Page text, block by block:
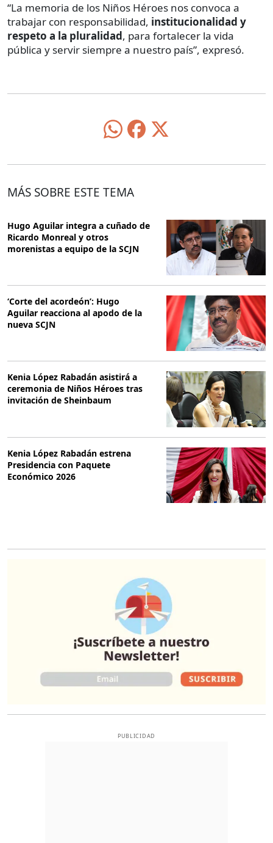
“La memoria de los Niños Héroes nos convoca a
trabajar con responsabilidad, institucionalidad y
respeto a la pluralidad, para fortalecer la vida
pública y servir siempre a nuestro país”, expresó.
MÁS SOBRE ESTE TEMA
Hugo Aguilar integra a cuñado de
Ricardo Monreal y otros
morenistas a equipo de la SCJN
‘Corte del acordeón’: Hugo
Aguilar reacciona al apodo de la
nueva SCJN
Kenia López Rabadán asistirá a
ceremonia de Niños Héroes tras
invitación de Sheinbaum
Kenia López Rabadán estrena
Presidencia con Paquete
Económico 2026
PUBLICIDAD